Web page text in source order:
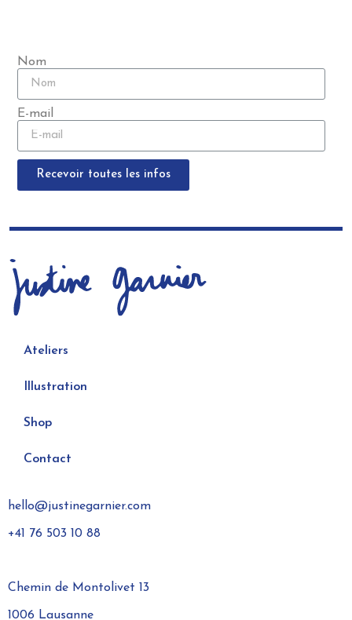
Nom
E-mail
Recevoir toutes les infos
Ateliers
Illustration
Shop
Contact
hello@justinegarnier.com
+41 76 503 10 88
Chemin de Montolivet 13
1006 Lausanne